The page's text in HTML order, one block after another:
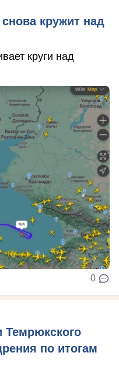
кружит над
круги над
0
Темрюкского
по итогам